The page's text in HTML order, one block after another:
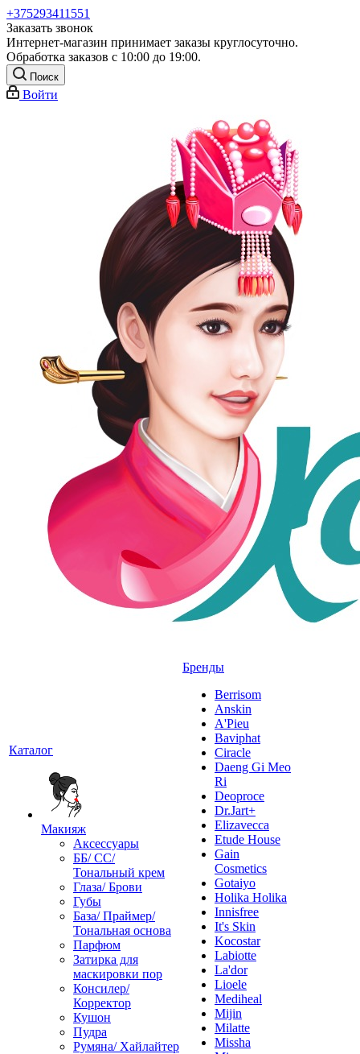
+375293411551
Заказать звонок
Интернет-магазин принимает заказы круглосуточно.
Обработка заказов с 10:00 до 19:00.
Поиск
Войти
Каталог
Макияж
Аксессуары
ББ/ СС/
Тональный крем
Глаза/ Брови
Губы
База/ Праймер/
Тональная основа
Парфюм
Затирка для
маскировки пор
Консилер/
Корректор
Кушон
Пудра
Румяна/ Хайлайтер
Бренды
Berrisom
Anskin
A'Pieu
Baviphat
Ciracle
Daeng Gi Meo
Ri
Deoproce
Dr.Jart+
Elizavecca
Etude House
Gain
Cosmetics
Gotaiyo
Holika Holika
Innisfree
It's Skin
Kocostar
Labiotte
La'dor
Lioele
Mediheal
Mijin
Milatte
Missha